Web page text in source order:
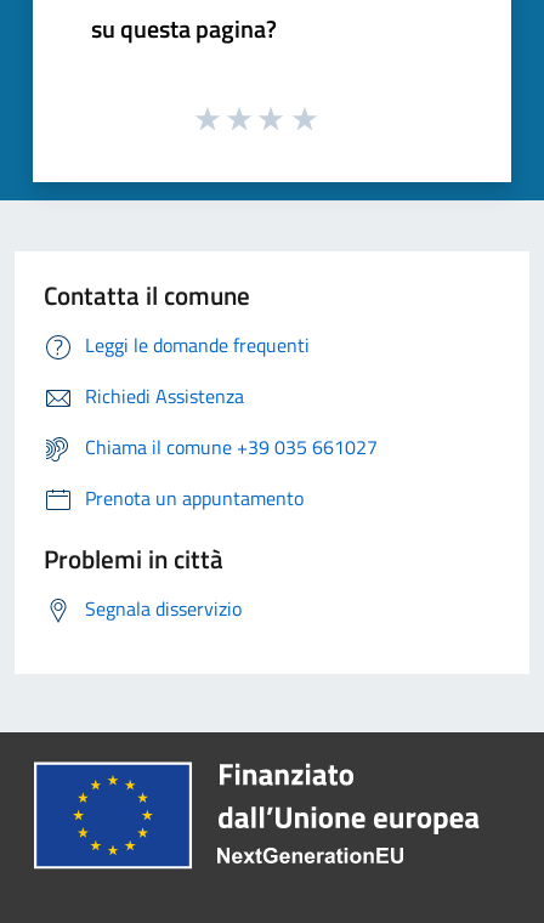
su questa pagina?
Contatta il comune
Leggi le domande frequenti
Richiedi Assistenza
Chiama il comune +39 035 661027
Prenota un appuntamento
Problemi in città
Segnala disservizio